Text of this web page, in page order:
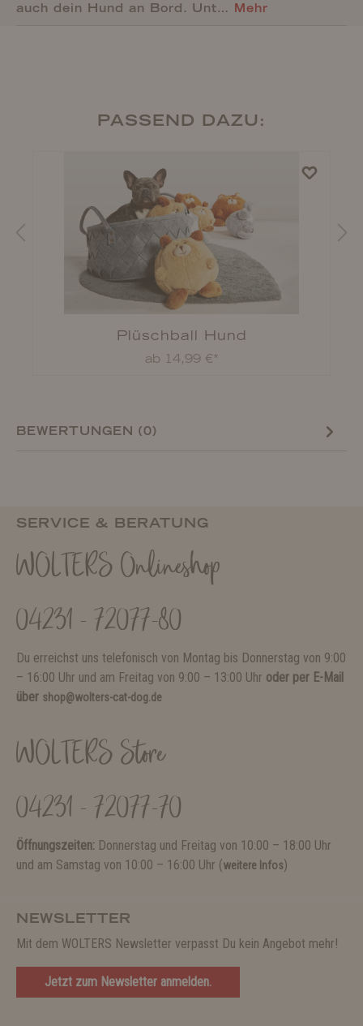
auch dein Hund an Bord. Unt… Mehr
PASSEND DAZU:
Plüschball Hund
ab 14,99 €*
BEWERTUNGEN (0)
SERVICE & BERATUNG
WOLTERS Onlineshop
04231 - 72077-80
Du erreichst uns telefonisch von Montag bis Donnerstag von 9:00
– 16:00 Uhr und am Freitag von 9:00 – 13:00 Uhr oder per E-Mail
über shop@wolters-cat-dog.de
WOLTERS Store
04231 - 72077-70
Öffnungszeiten: Donnerstag und Freitag von 10:00 – 18:00 Uhr
und am Samstag von 10:00 – 16:00 Uhr (weitere Infos)
NEWSLETTER
Mit dem WOLTERS Newsletter verpasst Du kein Angebot mehr!
Jetzt zum Newsletter anmelden.